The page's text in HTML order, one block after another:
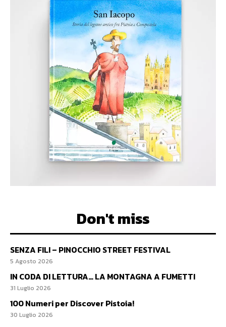
Don't miss
SENZA FILI – PINOCCHIO STREET FESTIVAL
5 Agosto 2026
IN CODA DI LETTURA… LA MONTAGNA A FUMETTI
31 Luglio 2026
100 Numeri per Discover Pistoia!
30 Luglio 2026